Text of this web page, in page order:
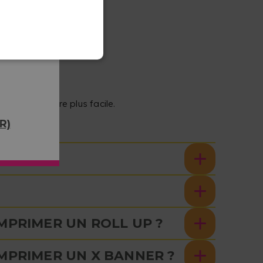
soit encore plus facile.
?
UN ROLL UP ?
UN X BANNER ?